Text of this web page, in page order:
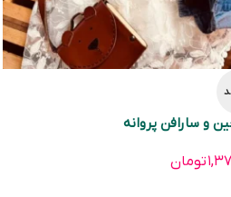
و سارافن پروانه
تومان